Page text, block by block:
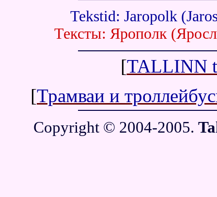
Tekstid: Jaropolk
Тексты: Ярополк
[TALLINN
[Трамваи и
Copyright © 2004-2005.